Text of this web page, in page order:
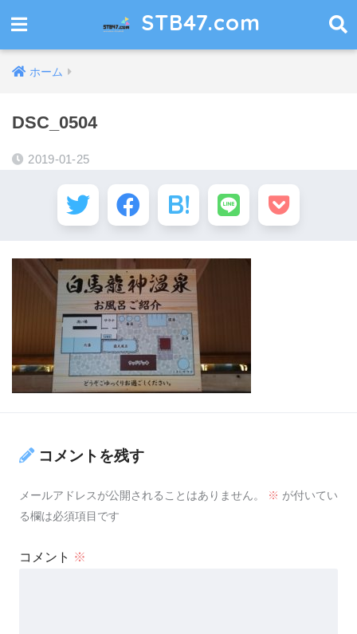
STB47.com
ホーム
DSC_0504
2019-01-25
コメントを残す
メールアドレスが公開されることはありません。 ※ が付いてい
る欄は必須項目です
コメント ※